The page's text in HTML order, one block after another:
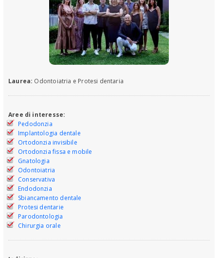
Laurea: Odontoiatria e Protesi dentaria
Aree di interesse:
Pedodonzia
Implantologia dentale
Ortodonzia invisibile
Ortodonzia fissa e mobile
Gnatologia
Odontoiatria
Conservativa
Endodonzia
Sbiancamento dentale
Protesi dentarie
Parodontologia
Chirurgia orale